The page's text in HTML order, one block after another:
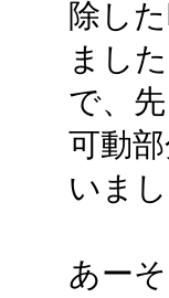
除し
まし
で、
可動
いま
あー